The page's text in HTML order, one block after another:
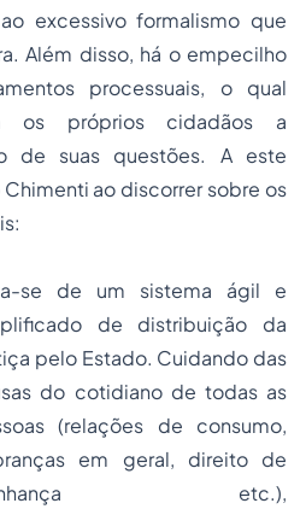
excessivo formalismo que
Além disso, há o empecilho
processuais, o qual
os próprios cidadãos a
de suas questões. A este
ao discorrer sobre os
se de um sistema ágil e
de distribuição da
pelo Estado. Cuidando das
do cotidiano de todas as
(relações de consumo,
em geral, direito de
etc.),